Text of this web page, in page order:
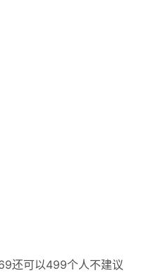
还可以499个人不建议